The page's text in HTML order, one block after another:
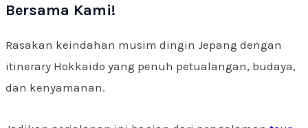
Bersama Kami!
Rasakan keindahan musim dingin Jepang dengan
itinerary Hokkaido yang penuh petualangan, budaya,
dan kenyamanan.